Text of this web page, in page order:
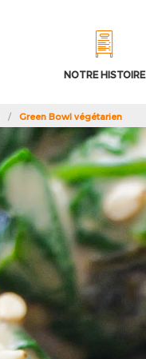
NOTRE HISTOIRE
/ Green Bowl végétarien